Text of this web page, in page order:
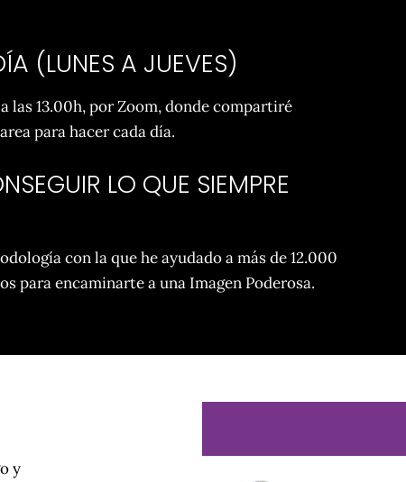
(LUNES A JUEVES)
las 13.00h, por Zoom, donde compartiré
para hacer cada día.
LO QUE SIEMPRE
con la que he ayudado a más de 12.000
para encaminarte a una Imagen Poderosa.
y